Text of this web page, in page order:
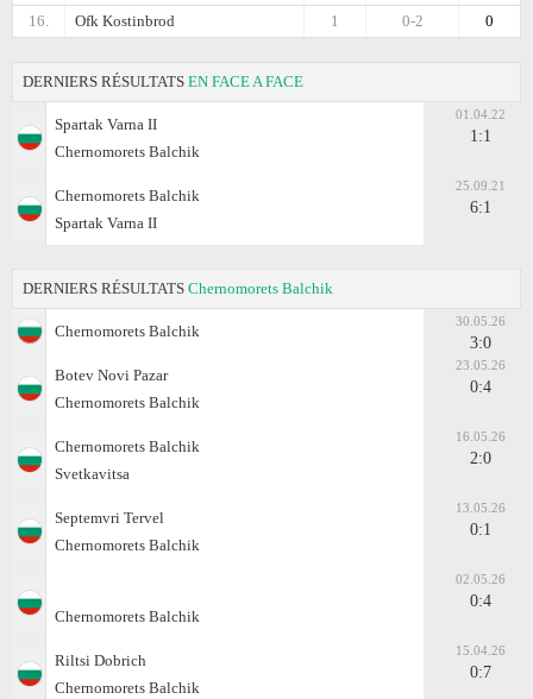
16.
Ofk Kostinbrod 0
0-2
1
DERNIERS RÉSULTATS EN FACE A FACE
Spartak Varna II
Chernomorets Balchik
01.04.22
1:1
Chernomorets Balchik
Spartak Varna II
25.09.21
6:1
DERNIERS RÉSULTATS Chernomorets Balchik
Chernomorets Balchik
30.05.26
3:0
Botev Novi Pazar
Chernomorets Balchik
23.05.26
0:4
Chernomorets Balchik
Svetkavitsa
16.05.26
2:0
Septemvri Tervel
Chernomorets Balchik
13.05.26
0:1
Chernomorets Balchik
02.05.26
0:4
Riltsi Dobrich
Chernomorets Balchik
15.04.26
0:7